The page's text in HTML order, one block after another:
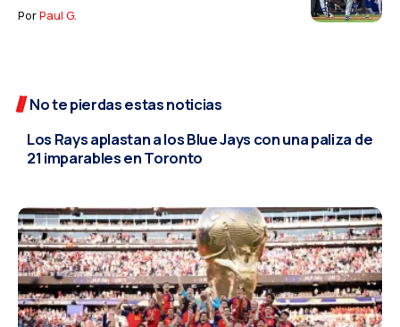
PorPaul G.
No te pierdas estas noticias
Los Rays aplastan a los Blue Jays con una paliza de
21 imparables en Toronto